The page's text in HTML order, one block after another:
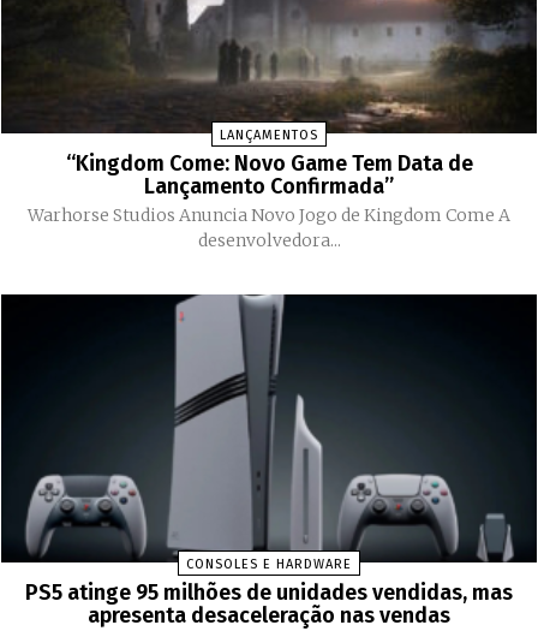
LANÇAMENTOS
“Kingdom Come: Novo Game Tem Data de
Lançamento Confirmada”
Warhorse Studios Anuncia Novo Jogo de Kingdom Come A
desenvolvedora...
CONSOLES E HARDWARE
PS5 atinge 95 milhões de unidades vendidas, mas
apresenta desaceleração nas vendas